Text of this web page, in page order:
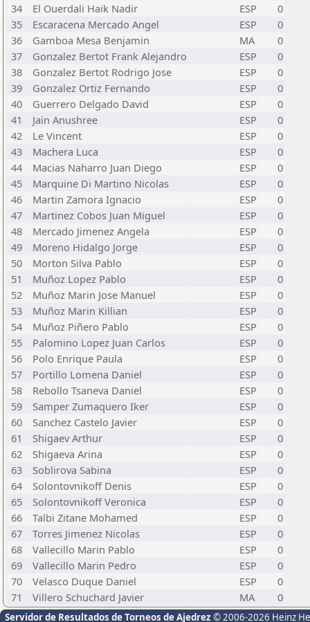
34
El Ouerdali Haik Nadir ESP
0
35
Escaracena Mercado Angel ESP
0
36
Gamboa Mesa Benjamin MA
0
37
Gonzalez Bertot Frank Alejandro ESP
0
38
Gonzalez Bertot Rodrigo Jose ESP
0
39
Gonzalez Ortiz Fernando ESP
0
40
Guerrero Delgado David ESP
0
41
Jain Anushree ESP
0
42
Le Vincent ESP
0
43
Machera Luca ESP
0
44
Macias Naharro Juan Diego ESP
0
45
Marquine Di Martino Nicolas ESP
0
46
Martin Zamora Ignacio ESP
0
47
Martinez Cobos Juan Miguel ESP
0
48
Mercado Jimenez Angela ESP
0
49
Moreno Hidalgo Jorge ESP
0
50
Morton Silva Pablo ESP
0
51
Muñoz Lopez Pablo ESP
0
52
Muñoz Marin Jose Manuel ESP
0
53
Muñoz Marin Killian ESP
0
54
Muñoz Piñero Pablo ESP
0
55
Palomino Lopez Juan Carlos ESP
0
56
Polo Enrique Paula ESP
0
57
Portillo Lomena Daniel ESP
0
58
Rebollo Tsaneva Daniel ESP
0
59
Samper Zumaquero Iker ESP
0
60
Sanchez Castelo Javier ESP
0
61
Shigaev Arthur ESP
0
62
Shigaeva Arina ESP
0
63
Soblirova Sabina ESP
0
64
Solontovnikoff Denis ESP
0
65
Solontovnikoff Veronica ESP
0
66
Talbi Zitane Mohamed ESP
0
67
Torres Jimenez Nicolas ESP
0
68
Vallecillo Marin Pablo ESP
0
69
Vallecillo Marin Pedro ESP
0
70
Velasco Duque Daniel ESP
0
71
Villero Schuchard Javier MA 0
Servidor de Resultados de Torneos de Ajedrez © 2006-2026 Heinz